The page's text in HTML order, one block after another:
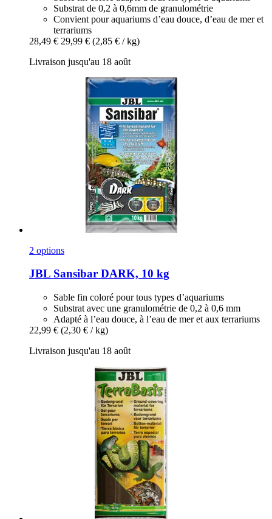
Substrat de 0,2 à 0,6mm de granulométrie
Convient pour aquariums d’eau douce, d’eau de mer et
terrariums
28,49 € 29,99 € (2,85 € / kg)
Livraison jusqu'au 18 août
2 options
JBL Sansibar DARK, 10 kg
Sable fin coloré pour tous types d’aquariums
Substrat avec une granulométrie de 0,2 à 0,6 mm
Adapté à l’eau douce, à l’eau de mer et aux terrariums
22,99 € (2,30 € / kg)
Livraison jusqu'au 18 août